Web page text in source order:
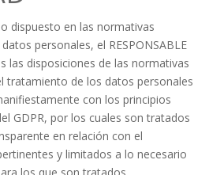
dispuesto en las normativas
personales, el RESPONSABLE
las disposiciones de las normativas
tratamiento de los datos personales
con los principios
GDPR, por los cuales son tratados
en relación con el
y limitados a lo necesario